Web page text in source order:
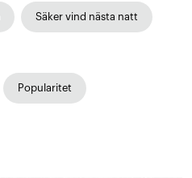
Säker vind nästa natt
Popularitet